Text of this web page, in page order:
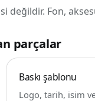
Fon,
parçalar
Baskı şablonu
Logo, tarih, isim